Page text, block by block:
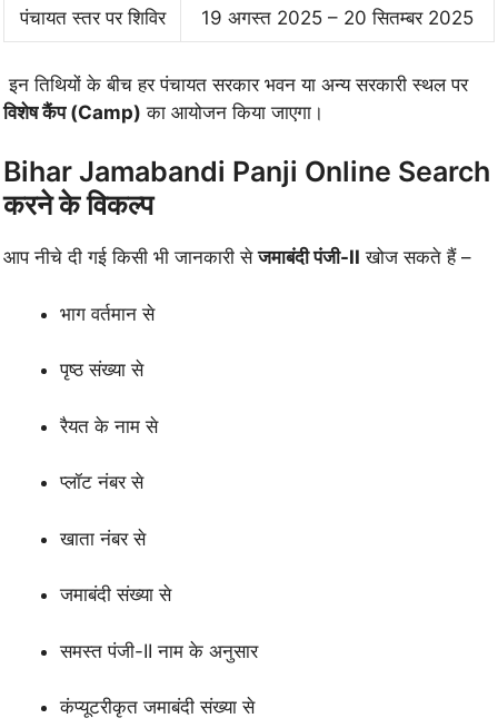
पंचायत स्तर पर शिविर 19 अगस्त 2025 – 20 सितम्बर 2025
इन तिथियों के बीच हर पंचायत सरकार भवन या अन्य सरकारी स्थल पर
विशेष कैंप (Camp) का आयोजन किया जाएगा।
Bihar Jamabandi Panji Online Search
करने के विकल्प
आप नीचे दी गई किसी भी जानकारी सेजमाबंदी पंजी-II खोज सकते हैं –
भाग वर्तमान से
पृष्ठ संख्या से
रैयत के नाम से
प्लॉट नंबर से
खाता नंबर से
जमाबंदी संख्या से
समस्त पंजी-II नाम के अनुसार
कंप्यूटरीकृत जमाबंदी संख्या से